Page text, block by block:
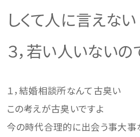
しくて人に言えない
３，若い人いないの
１，結婚相談所なんて古臭い
この考えが古臭いですよ
今の時代合理的に出会う事大事